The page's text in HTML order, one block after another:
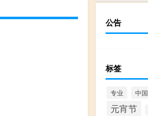
公告
标签
专业 中国
元宵节